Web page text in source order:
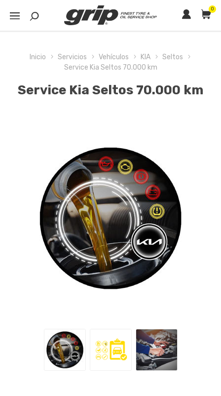
0
Inicio Servicios Vehículos KIA
Seltos
Service Kia Seltos 70.000 km
Service Kia Seltos 70.000 km